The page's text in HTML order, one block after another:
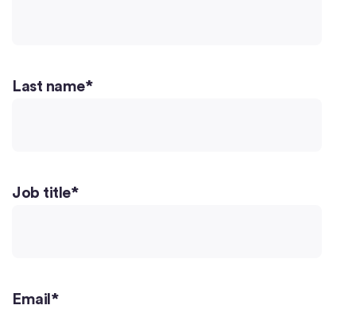
Last name*
Job title*
Email*